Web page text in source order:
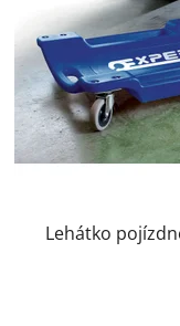
Lehátko